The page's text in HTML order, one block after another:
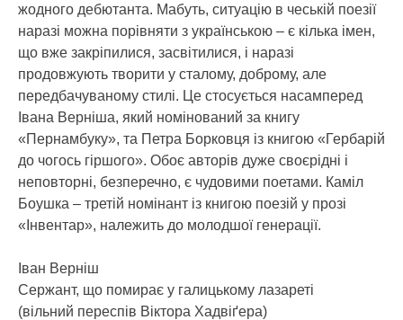
жодного дебютанта. Мабуть, ситуацію в чеській поезії
наразі можна порівняти з українською – є кілька імен,
що вже закріпилися, засвітилися, і наразі
продовжують творити у сталому, доброму, але
передбачуваному стилі. Це стосується насамперед
Івана Верніша, який номінований за книгу
«Пернамбуку», та Петра Борковця із книгою «Гербарій
до чогось гіршого». Обоє авторів дуже своєрідні і
неповторні, безперечно, є чудовими поетами. Каміл
Боушка – третій номінант із книгою поезій у прозі
«Інвентар», належить до молодшої генерації.
Іван Верніш
Сержант, що помирає у галицькому лазареті
(вільний переспів Віктора Хадвіґера)